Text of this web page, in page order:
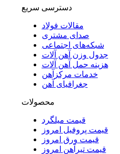
دسترسی سریع
مقالات فولاد
صدای مشتری
شبکه‌های اجتماعی
جدول وزن آهن آلات
هزینه حمل آهن آلات
خدمات مرکزآهن
جغرافیای آهن
محصولات
قیمت میلگرد
قیمت پروفیل امروز
قیمت ورق امروز
قیمت تیرآهن امروز